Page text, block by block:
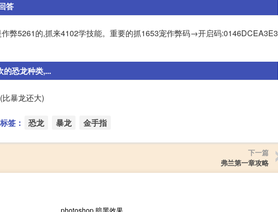
答
弊5261的,抓来4102学技能。重要的抓1653宠作弊码→开启码:0146DCEA3E3
的恐龙种类,...
暴龙还大)
签： 恐龙 暴龙 金手指
下一篇
弗兰第一章攻略